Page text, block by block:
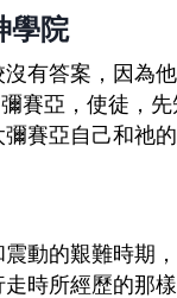
學院
有答案，因為
彌賽亞，使徒，
賽亞自己和祂
動的艱難時期
時所經歷的那